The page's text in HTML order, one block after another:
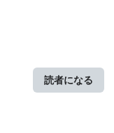
読者になる